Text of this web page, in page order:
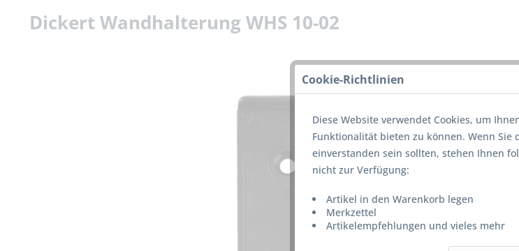
Dickert Wandhalterung WHS 10-02
Cookie-Richtlinien
Diese Website verwendet Cookies, um
Funktionalität bieten zu können. Wenn Sie
einverstanden sein sollten, stehen Ihnen
nicht zur Verfügung:
Artikel in den Warenkorb legen
Merkzettel
Artikelempfehlungen und vieles mehr